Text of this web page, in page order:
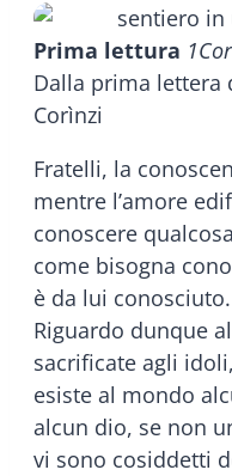
Prima lettura
Dalla prima lettera
Corìnzi
Fratelli, la
mentre l’amore
conoscere
come bisogna
è da lui conosciuto.
Riguardo dunque
sacrificate agli
esiste al mondo
alcun dio, se non
vi sono cosiddetti